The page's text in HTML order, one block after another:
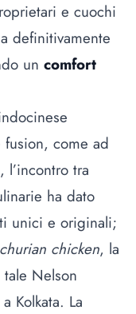
e cuochi
definitivamente
un comfort
come ad
, l’incontro tra
ha dato
unici e originali;
chicken, la
Nelson
Kolkata. La